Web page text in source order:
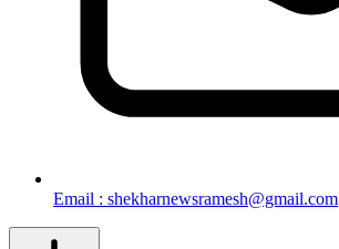
Email : shekharnewsramesh@gmail.com